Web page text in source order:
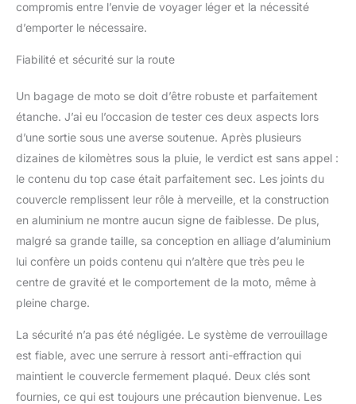
peut être terminé sans
inclus (y compris la
et 2 autocollants
réfléchissants de
l'installation simple et
rapide, améliorant
considérablement
l'expérience utilisateur.
large compatibilité : à
l'achat de ce produit,
vous recevrez un
ensemble complet
des accessoires de
montage, une doublure
en cuir PU et deux
autocollants
réfléchissants de
compromis entre l’envie de voyager léger et la nécessité
d’emporter le nécessaire.
Fiabilité et sécurité sur la route
Un bagage de moto se doit d’être robuste et parfaitement
étanche. J’ai eu l’occasion de tester ces deux aspects lors
d’une sortie sous une averse soutenue. Après plusieurs
dizaines de kilomètres sous la pluie, le verdict est sans appel :
le contenu du top case était parfaitement sec. Les joints du
couvercle remplissent leur rôle à merveille, et la construction
en aluminium ne montre aucun signe de faiblesse. De plus,
malgré sa grande taille, sa conception en alliage d’aluminium
lui confère un poids contenu qui n’altère que très peu le
centre de gravité et le comportement de la moto, même à
pleine charge.
La sécurité n’a pas été négligée. Le système de verrouillage
est fiable, avec une serrure à ressort anti-effraction qui
maintient le couvercle fermement plaqué. Deux clés sont
fournies, ce qui est toujours une précaution bienvenue. Les